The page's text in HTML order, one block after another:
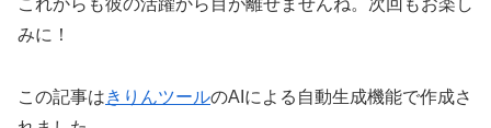
これからも彼の活躍から目が離せませんね。次回もお楽し
みに！
この記事はきりんツールのAIによる自動生成機能で作成さ